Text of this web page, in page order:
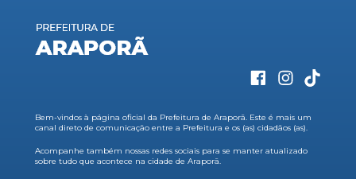
Bem-vindos à página oficial da Prefeitura de Araporã. Este é mais um
canal direto de comunicação entre a Prefeitura e os (as) cidadãos (as).
Acompanhe também nossas redes sociais para se manter atualizado
sobre tudo que acontece na cidade de Araporã.